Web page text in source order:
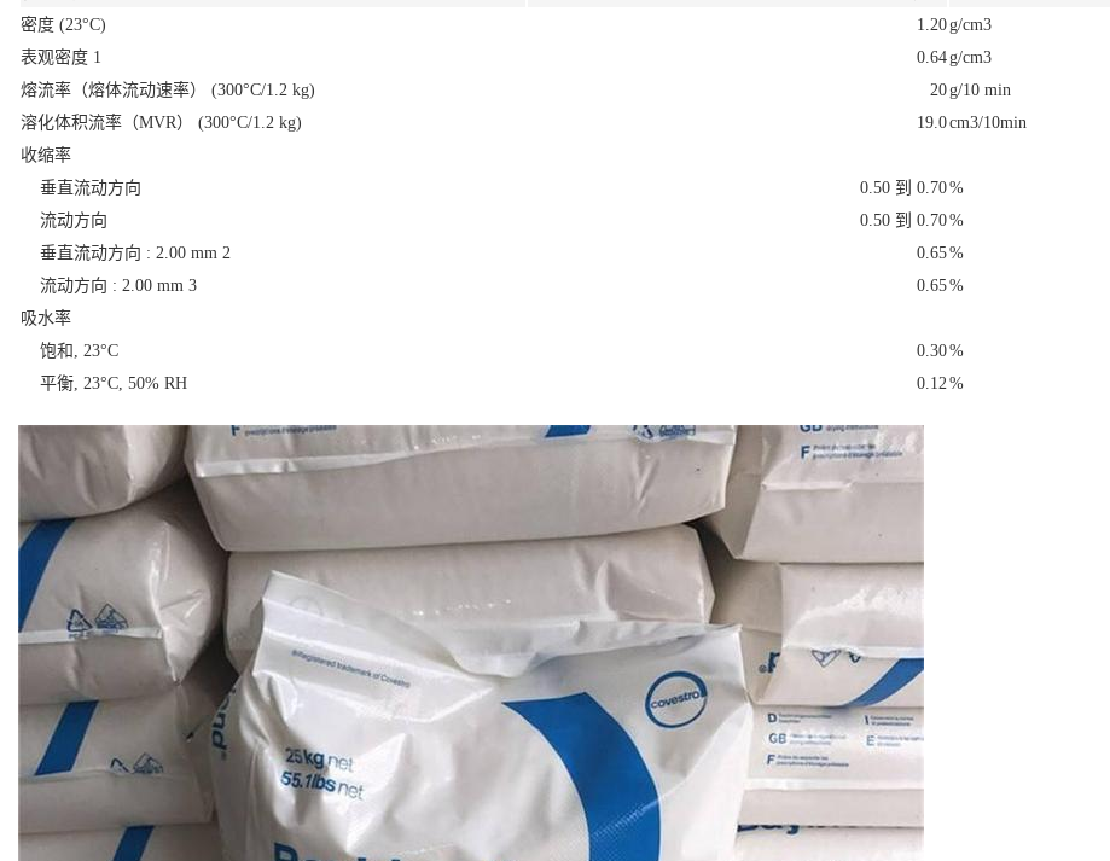
密度 (23°C) 1.20g/cm3
表观密度 1 0.64g/cm3
熔流率（熔体流动速率） (300°C/1.2 kg) 20g/10 min
溶化体积流率（MVR） (300°C/1.2 kg) 19.0cm3/10min
收缩率
垂直流动方向
0.50 到 0.70%
流动方向
0.50 到 0.70%
垂直流动方向 : 2.00 mm 2 0.65%
流动方向 : 2.00 mm 3 0.65%
吸水率
饱和, 23°C
0.30%
平衡, 23°C, 50% RH
0.12%